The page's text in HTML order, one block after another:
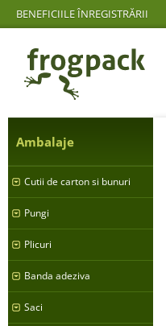
BENEFICIILE ÎNREGISTRĂRII
Ambalaje
Cutii de carton si bunuri
Pungi
Plicuri
Banda adeziva
Saci